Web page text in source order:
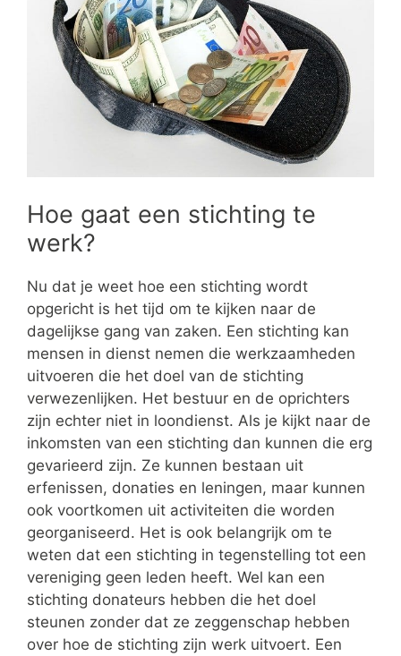
Hoe gaat een stichting te
werk?
Nu dat je weet hoe een stichting wordt
opgericht is het tijd om te kijken naar de
dagelijkse gang van zaken. Een stichting kan
mensen in dienst nemen die werkzaamheden
uitvoeren die het doel van de stichting
verwezenlijken. Het bestuur en de oprichters
zijn echter niet in loondienst. Als je kijkt naar de
inkomsten van een stichting dan kunnen die erg
gevarieerd zijn. Ze kunnen bestaan uit
erfenissen, donaties en leningen, maar kunnen
ook voortkomen uit activiteiten die worden
georganiseerd. Het is ook belangrijk om te
weten dat een stichting in tegenstelling tot een
vereniging geen leden heeft. Wel kan een
stichting donateurs hebben die het doel
steunen zonder dat ze zeggenschap hebben
over hoe de stichting zijn werk uitvoert. Een